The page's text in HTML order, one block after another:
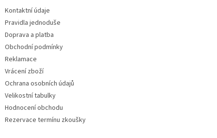
Kontaktní údaje
Pravidla jednoduše
Doprava a platba
Obchodní podmínky
Reklamace
Vrácení zboží
Ochrana osobních údajů
Velikostní tabulky
Hodnocení obchodu
Rezervace termínu zkoušky